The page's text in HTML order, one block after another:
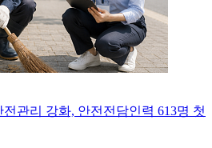
관리 강화, 안전전담인력 613명 첫